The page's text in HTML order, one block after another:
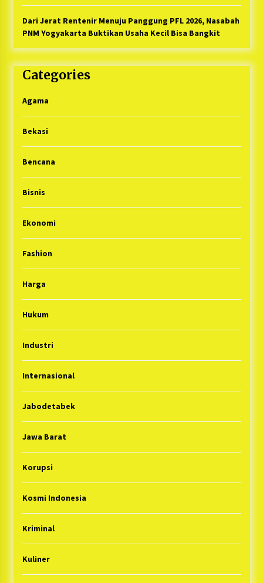
Dari Jerat Rentenir Menuju Panggung PFL 2026, Nasabah
PNM Yogyakarta Buktikan Usaha Kecil Bisa Bangkit
Categories
Agama
Bekasi
Bencana
Bisnis
Ekonomi
Fashion
Harga
Hukum
Industri
Internasional
Jabodetabek
Jawa Barat
Korupsi
Kosmi Indonesia
Kriminal
Kuliner